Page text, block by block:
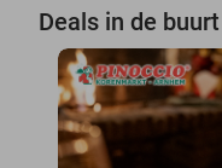
Deals in de